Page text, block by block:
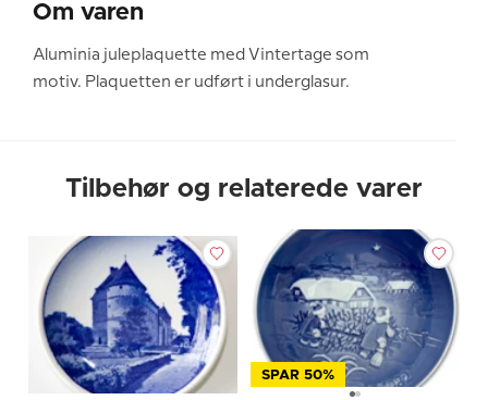
Om varen
Aluminia juleplaquette med Vintertage som
motiv. Plaquetten er udført i underglasur.
Tilbehør og relaterede varer
SPAR 50%